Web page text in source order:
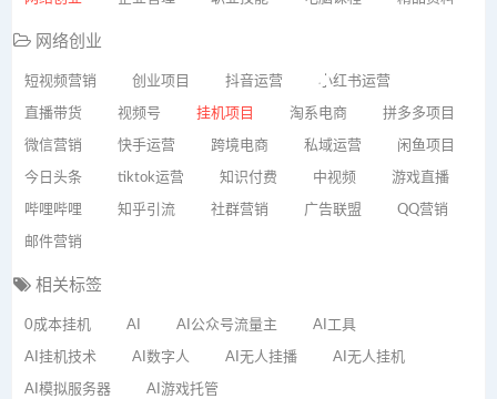
网络创业
短视频营销 创业项目 抖音运营 小红书运营
直播带货 视频号 挂机项目 淘系电商 拼多多项目
微信营销 快手运营 跨境电商 私域运营 闲鱼项目
今日头条 tiktok运营 知识付费 中视频 游戏直播
哔哩哔哩 知乎引流 社群营销 广告联盟 QQ营销
邮件营销
相关标签
0成本挂机 AI AI公众号流量主 AI工具
AI挂机技术 AI数字人 AI无人挂播 AI无人挂机
AI模拟服务器 AI游戏托管